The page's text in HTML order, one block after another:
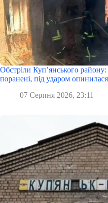
Обстріли Куп’янського
поранені, під ударом
07 Серпня 2026, 23:11